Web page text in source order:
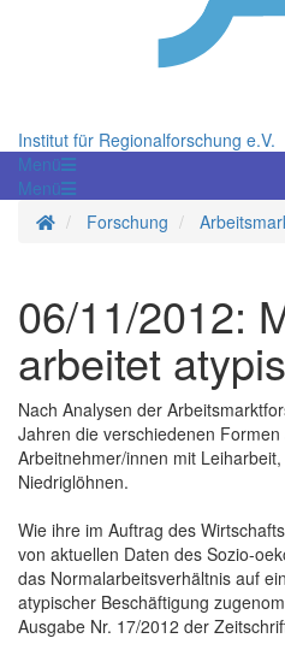
Institut für Regionalforschung e.V.
Menü
Menü
StartseiteForschung
06/11/2012:
arbeitet
Nach Analysen der
Jahren die verschiedenen
Arbeitnehmer/innen mit
Niedriglöhnen.
Wie ihre im Auftrag des
von aktuellen Daten des Sozio-
das Normalarbeitsverhältnis auf
atypischer Beschäftigung
Ausgabe Nr. 17/2012 der